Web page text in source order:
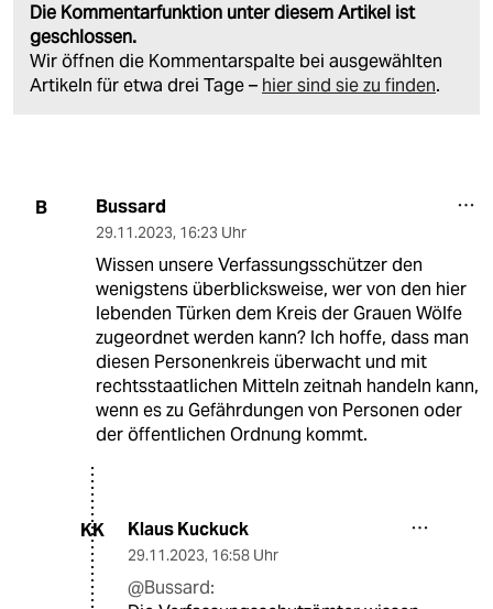
Die Kommentarfunktion unter diesem Artikel ist
geschlossen.
Wir öffnen die Kommentarspalte bei ausgewählten
Artikeln für etwa drei Tage – hier sind sie zu finden.
B Bussard
29.11.2023, 16:23 Uhr
Wissen unsere Verfassungsschützer den
wenigstens überblicksweise, wer von den hier
lebenden Türken dem Kreis der Grauen Wölfe
zugeordnet werden kann? Ich hoffe, dass man
diesen Personenkreis überwacht und mit
rechtsstaatlichen Mitteln zeitnah handeln kann,
wenn es zu Gefährdungen von Personen oder
der öffentlichen Ordnung kommt.
KK Klaus Kuckuck
29.11.2023, 16:58 Uhr
@Bussard: